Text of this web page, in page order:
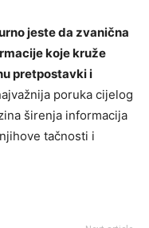
jeste da zvanična
koje kruže
pretpostavki i
poruka cijelog
širenja informacija
tačnosti i